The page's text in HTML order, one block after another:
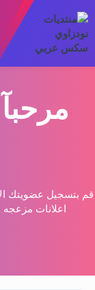
قم بتسجيل عضويتك
اعلانات مزعجه